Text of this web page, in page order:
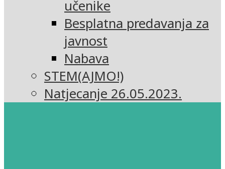
učenike
Besplatna predavanja za
javnost
Nabava
STEM(AJMO!)
Natjecanje 26.05.2023.